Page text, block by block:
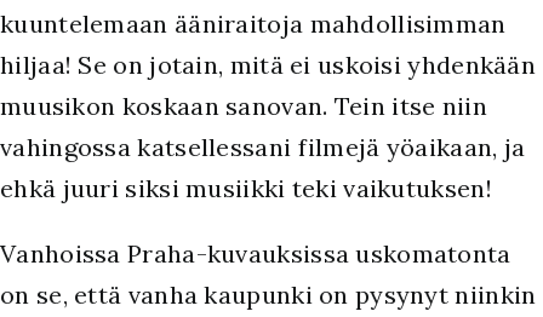
kuuntelemaan ääniraitoja mahdollisimman
hiljaa! Se on jotain, mitä ei uskoisi yhdenkään
muusikon koskaan sanovan. Tein itse niin
vahingossa katsellessani filmejä yöaikaan, ja
ehkä juuri siksi musiikki teki vaikutuksen!
Vanhoissa Praha-kuvauksissa uskomatonta
on se, että vanha kaupunki on pysynyt niinkin